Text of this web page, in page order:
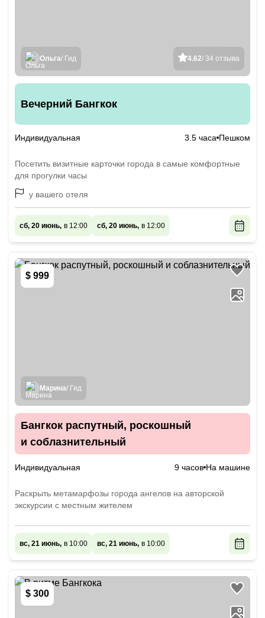
4.62/ 34 отзыва
Ольга/ Гид
Вечерний Бангкок
Индивидуальная 3.5 часа Пешком
Посетить визитные карточки города в самые комфортные
для прогулки часы
у вашего отеля
сб, 20 июнь, в 12:00 сб, 20 июнь, в 12:00
$ 999
Марина/ Гид
Бангкок распутный, роскошный
и соблазнительный
Индивидуальная 9 часов На машине
Раскрыть метамарфозы города ангелов на авторской
экскурсии с местным жителем
вс, 21 июнь, в 10:00 вс, 21 июнь, в 10:00
$ 300